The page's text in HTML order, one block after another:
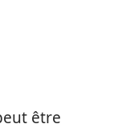
être